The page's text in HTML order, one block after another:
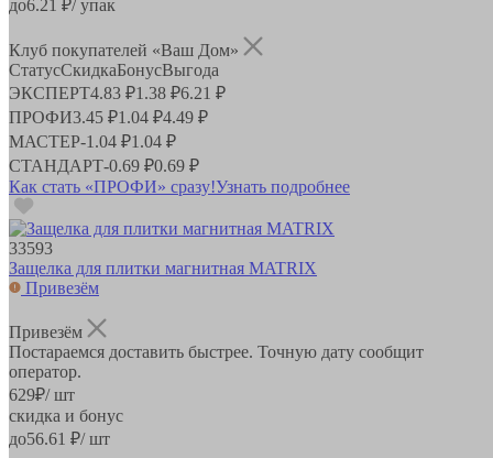
до6.21 ₽/ упак
Клуб покупателей «Ваш Дом»
СтатусСкидкаБонусВыгода
ЭКСПЕРТ4.83 ₽1.38 ₽6.21 ₽
ПРОФИ3.45 ₽1.04 ₽4.49 ₽
МАСТЕР-1.04 ₽1.04 ₽
СТАНДАРТ-0.69 ₽0.69 ₽
Как стать «ПРОФИ» сразу!Узнать подробнее
33593
Защелка для плитки магнитная MATRIX
Привезём
Привезём
Постараемся доставить быстрее. Точную дату сообщит
оператор.
629₽/ шт
скидка и бонус
до56.61 ₽/ шт